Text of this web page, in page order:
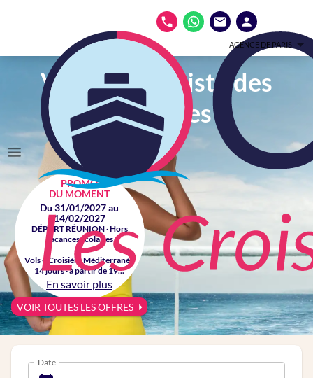
AGENCE DE PARIS
Votre spécialiste des
croisières
PROMO
DU MOMENT
Du 31/01/2027 au
14/02/2027
DÉPART RÉUNION · Hors
vacances scolaires
Vols + Croisière Méditerranée
14 jours · à partir de 19...
En savoir plus
VOIR TOUTES LES OFFRES
Date